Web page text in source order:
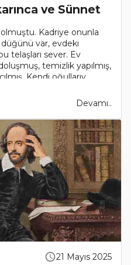
ve Sünnet
Kadriye onunla
var, evdeki
bu telaşları sever. Ev
temizlik yapılmış,
Kendi oğullarıy..
Devamı..
21 Mayıs 2025